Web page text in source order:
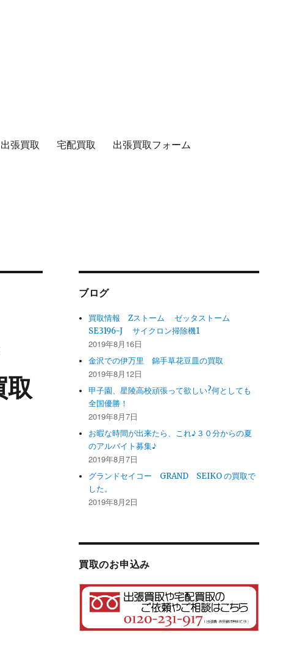
出張買取 宅配買取
出張買取フォーム
ブログ
買取情報 Zストーム ゼッタストーム
SE3196-J サイクロン掃除機1
2019年8月16日
金沢での伊万里 錦手草花豆皿の買取
2019年8月12日
甲子園、星陵高校頑張って欲しい?何としても
全国優勝！
2019年8月7日
お暇な時間が出来たら、これ♪３０分からの夏
のアルバイト募集♪
2019年8月7日
グランドセイコー GRAND SEIKO の買取で
した。
2019年8月2日
買取のお申込み